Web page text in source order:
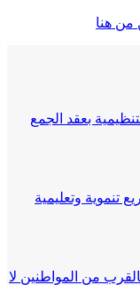
من هنا
بعقد الجمع
تنموية وتعليمية
من المواطنين لا